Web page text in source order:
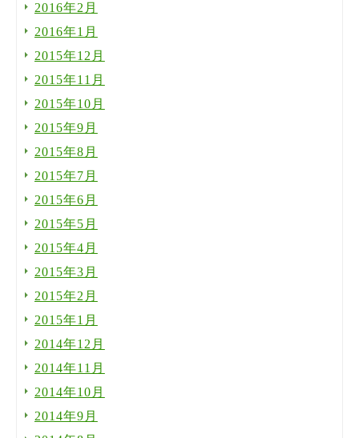
2016年2月
2016年1月
2015年12月
2015年11月
2015年10月
2015年9月
2015年8月
2015年7月
2015年6月
2015年5月
2015年4月
2015年3月
2015年2月
2015年1月
2014年12月
2014年11月
2014年10月
2014年9月